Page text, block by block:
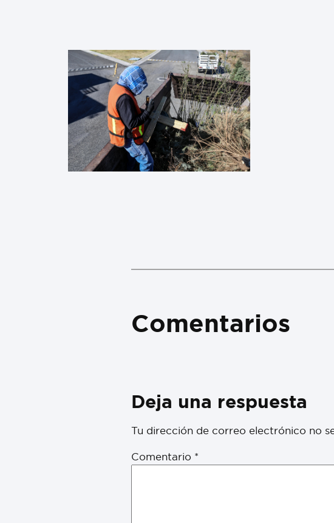
Comentarios
Deja una respuesta
Tu dirección de correo electrónico no
Comentario *